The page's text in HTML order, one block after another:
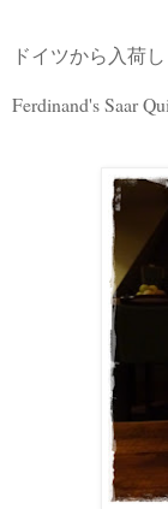
ドイツから入荷し
Ferdinand's Saar